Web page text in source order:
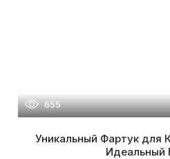
655
Уникальный Фартук для
Идеальный